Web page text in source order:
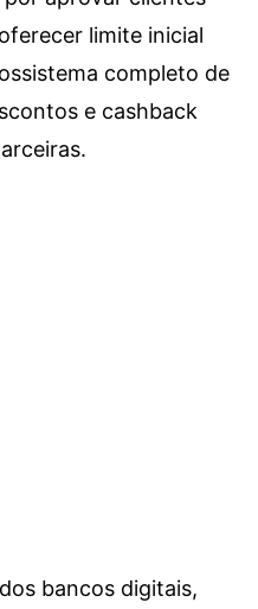
limite inicial
completo de
e cashback
bancos digitais,